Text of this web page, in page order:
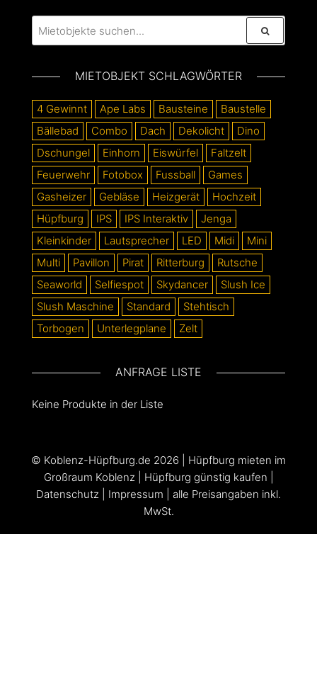
MIETOBJEKT SCHLAGWÖRTER
4 Gewinnt Ape Labs Bausteine
Baustelle
Bällebad
Combo Dach Dekolicht
Dino
Dschungel
Einhorn Eiswürfel
Faltzelt
Feuerwehr
Fotobox Fussball
Games
Gasheizer
Gebläse Heizgerät
Hochzeit
Hüpfburg
IPS IPS Interaktiv
Jenga
Kleinkinder
Lautsprecher LED Midi
Mini
Multi
Pavillon Pirat Ritterburg
Rutsche
Seaworld
Selfiespot Skydancer
Slush Ice
Slush Maschine
Standard
Stehtisch
Torbogen
Unterlegplane Zelt
ANFRAGE LISTE
Keine Produkte in der Liste
© Koblenz-Hüpfburg.de 2026 | Hüpfburg mieten im
Großraum Koblenz| Hüpfburg günstig kaufen
Datenschutz
Impressum | alle Preisangaben inkl.
MwSt.